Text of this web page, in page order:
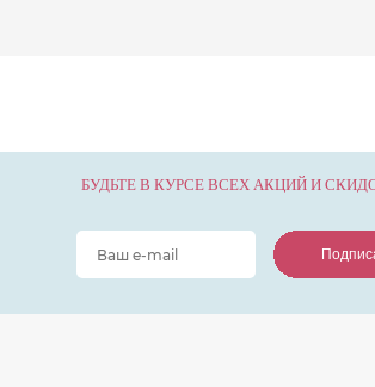
БУДЬТЕ В КУРСЕ ВСЕХ АКЦИЙ И